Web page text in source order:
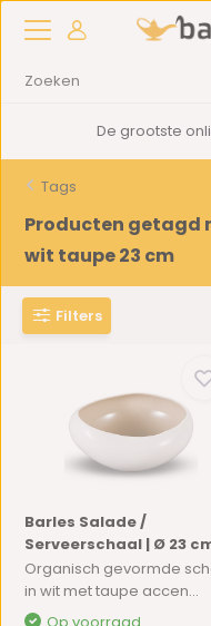
De grootste
Tags
Producten getagd
wit taupe 23 cm
Filters
Barles Salade /
Serveerschaal | Ø 23
Organisch gevormde
in wit met taupe accen...